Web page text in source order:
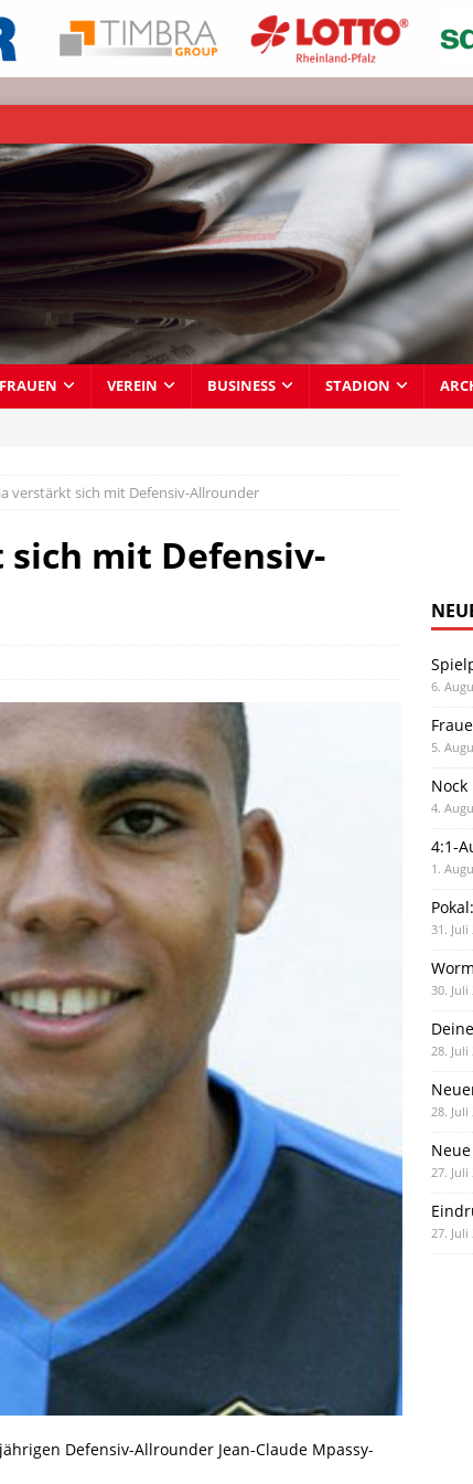
FRAUEN VEREIN BUSINESS STADION
verstärkt sich mit Defensiv-Allrounder
mit Defensiv-
Defensiv-Allrounder Jean-Claude Mpassy-
6.
5.
4.
4:1-
1.
31. Juli
30. Juli
28. Juli
28. Juli
27. Juli
27. Juli